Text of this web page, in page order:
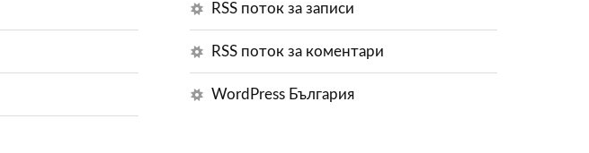
RSS поток за записи
RSS поток за коментари
WordPress България